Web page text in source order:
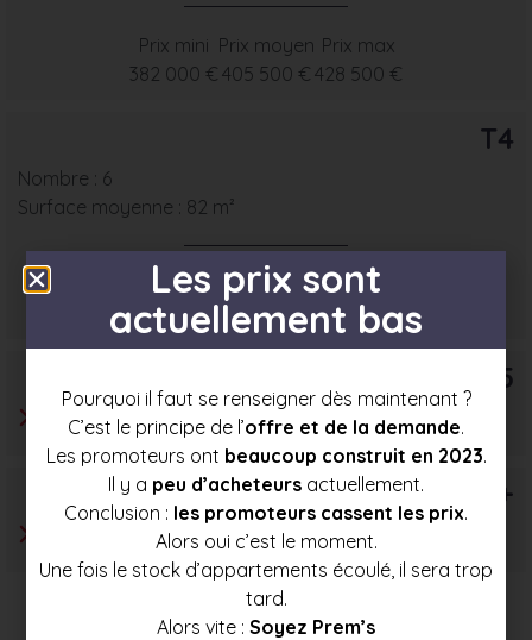
Prix mini
382 000 €
Prix moyen
405 500 €
Prix max
428 500 €
T4
Nombre : 6
Surface moyenne : 82 m²
Prix mini
433 500 €
Prix moyen
467 500 €
Prix max
501 500 €
T5
T6+
Les prix sont
actuellement bas
Pourquoi il faut se renseigner dès maintenant ?
C’est le principe de l’offre et de la demande.
Les promoteurs ont beaucoup construit en 2023.
Il y a peu d’acheteurs actuellement.
Conclusion : les promoteurs cassent les prix.
Alors oui c’est le moment.
Une fois le stock d’appartements écoulé, il sera trop
tard.
Alors vite : Soyez Prem’s